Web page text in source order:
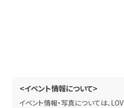
<イベント情報について>
イベント情報・写真については、